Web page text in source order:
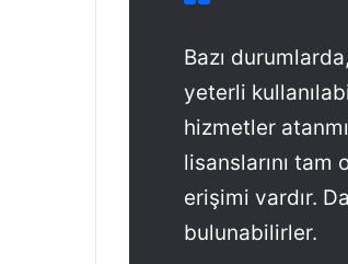
Bazı
yeterli
hizmetler
lisanslarını tam
erişimi vardır.
bulunabilirler.